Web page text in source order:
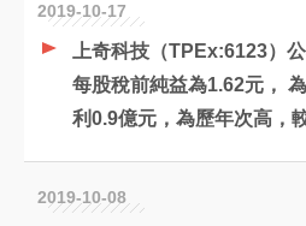
2019-10-17
上奇科技（TPEx:6123）
每股稅前純益為1.62元，
利0.9億元，為歷年次高，
2019-10-08